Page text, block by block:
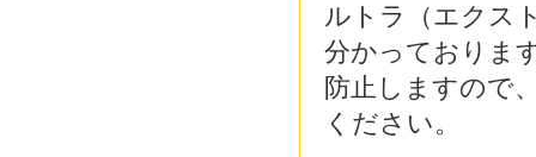
ルトラ（エクス
分かっておりま
防止しますので
ください。